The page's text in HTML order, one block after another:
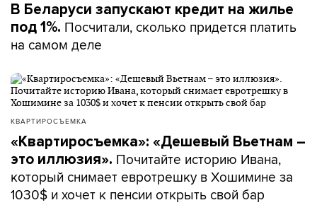
В Беларуси запускают кредит на жилье
под 1%. Посчитали, сколько придется платить
на самом деле
КВАРТИРОСЪЕМКА
«Квартиросъемка»: «Дешевый Вьетнам –
это иллюзия». Почитайте историю Ивана,
который снимает евротрешку в Хошимине за
1030$ и хочет к пенсии открыть свой бар